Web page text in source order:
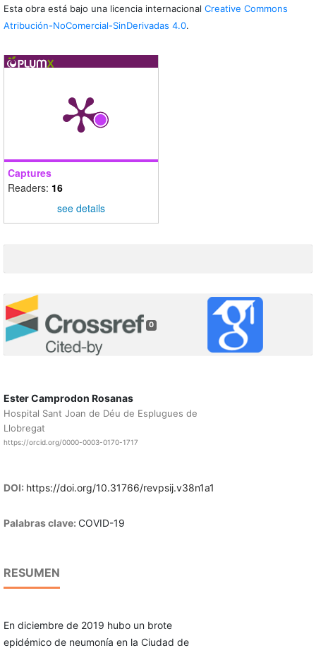
Esta obra está bajo una licencia internacional Creative Commons
Atribución-NoComercial-SinDerivadas 4.0.
Captures
Readers: 16
see details
0
Ester Camprodon Rosanas
Hospital Sant Joan de Déu de Esplugues de
Llobregat
https://orcid.org/0000-0003-0170-1717
DOI: https://doi.org/10.31766/revpsij.v38n1a1
Palabras clave: COVID-19
RESUMEN
En diciembre de 2019 hubo un brote
epidémico de neumonía en la Ciudad de